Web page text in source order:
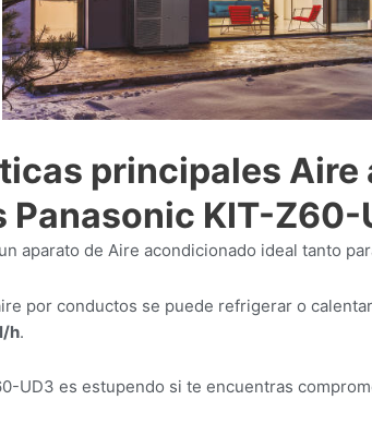
principales Aire
Panasonic KIT-Z60-
aparato de Aire acondicionado ideal tanto
por conductos se puede refrigerar o
h.
UD3 es estupendo si te encuentras